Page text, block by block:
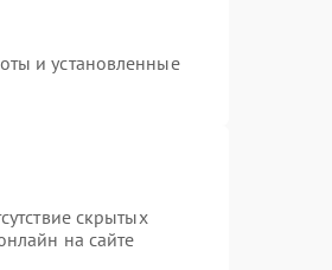
и установленные
скрытых
на сайте